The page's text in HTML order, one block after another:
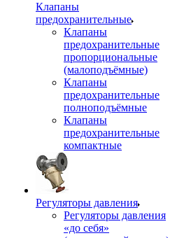
Клапаны
предохранительные
Клапаны
предохранительные
пропорциональные
(малоподъёмные)
Клапаны
предохранительные
полноподъёмные
Клапаны
предохранительные
компактные
Регуляторы давления
Регуляторы давления
«до себя»